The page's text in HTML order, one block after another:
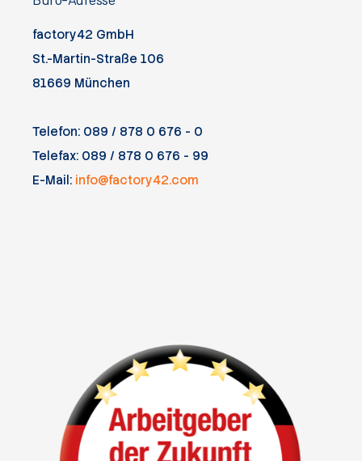
factory42 GmbH
St.-Martin-Straße 106
81669 München
Telefon: 089 / 878 0 676 - 0
Telefax: 089 / 878 0 676 - 99
E-Mail: info@factory42.com